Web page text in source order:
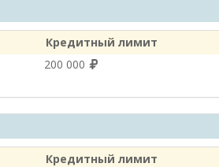
Кредитный лимит
200 000
Кредитный лимит